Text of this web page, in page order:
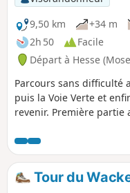
principale fait le tour du
Retour en longeant la
gauche, sur chemin non
chemin n'est pas
carte ou un GPS est
l'arrivée, vous pourrez
cristallerie Lerher.
9,50 km
+34 m
2h 50
Facile
Départ à Hesse
Parcours sans difficulté
puis la Voie Verte et
revenir. Première
Tour du